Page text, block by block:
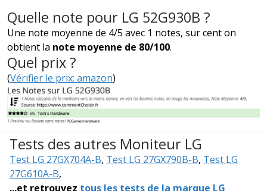
Quelle note pour LG 52G930B ?
Une note moyenne de 4/5 avec 1 notes, sur cent on
obtient la note moyenne de 80/100.
Quel prix ?
(Vérifier le prix: amazon)
Tests des autres Moniteur LG
Test LG 27GX704A-B, Test LG 27GX790B-B, Test LG
27G610A-B,
...et retrouvez tous les tests de la marque LG